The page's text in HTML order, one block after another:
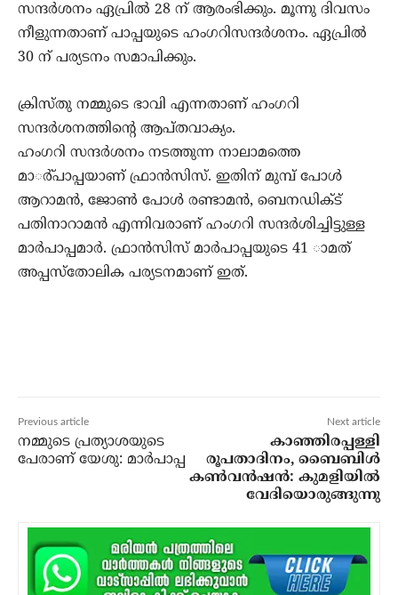
സന്ദര്‍ശനം ഏപ്രില്‍ 28 ന് ആരംഭിക്കും. മൂന്നു ദിവസം
നീളുന്നതാണ് പാപ്പയുടെ ഹംഗറിസന്ദര്‍ശനം. ഏപ്രില്‍
30 ന് പര്യടനം സമാപിക്കും.
ക്രിസ്തു നമ്മുടെ ഭാവി എന്നതാണ് ഹംഗറി
സന്ദര്‍ശനത്തിന്റെ ആപ്തവാക്യം.
ഹംഗറി സന്ദര്‍ശനം നടത്തുന്ന നാലാമത്തെ
മാര്‍്പാപ്പയാണ് ഫ്രാന്‍സിസ്. ഇതിന് മുമ്പ് പോള്‍
ആറാമന്‍, ജോണ്‍ പോള്‍ രണ്ടാമന്‍, ബെനഡിക്ട്
പതിനാറാമന്‍ എന്നിവരാണ് ഹംഗറി സന്ദര്‍ശിച്ചിട്ടുള്ള
മാര്‍പാപ്പമാര്‍. ഫ്രാന്‍സിസ് മാര്‍പാപ്പയുടെ 41 ാമത്
അപ്പസ്‌തോലിക പര്യടനമാണ് ഇത്.
Previous article
നമ്മുടെ പ്രത്യാശയുടെ
പേരാണ് യേശു: മാര്‍പാപ്പ
Next article
കാഞ്ഞിരപ്പള്ളി
രൂപതാദിനം, ബൈബിള്‍
കണ്‍വന്‍ഷന്‍: കുമളിയില്‍
വേദിയൊരുങ്ങുന്നു